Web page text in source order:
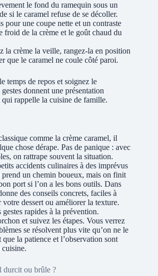
le fond du ramequin sous un
si le caramel refuse de se décoller.
pour une coupe nette et un contraste
froid de la crème et le goût chaud du
la crème la veille, rangez-la en position
que le caramel ne coule côté paroi.
temps de repos et soignez le
donnent une présentation
rappelle la cuisine de famille.
comme la crème caramel, il
chose dérape. Pas de panique : avec
on rattrape souvent la situation.
accidents culinaires à des imprévus
un chemin boueux, mais on finit
port si l’on a les bons outils. Dans
des conseils concrets, faciles à
dessert ou améliorer la texture.
rapides à la prévention.
et suivez les étapes. Vous verrez
se résolvent plus vite qu’on ne le
la patience et l’observation sont
durcit ou brûle ?